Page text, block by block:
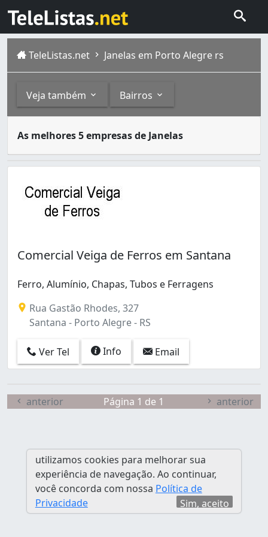
TeleListas.net Janelas em Porto Alegre rs
Veja também Bairros
Marcenarias (1)
Ponta Grossa (1)
Rubem Berta (1)
Santana (1)
Vila São José (2)
As melhores 5 empresas de Janelas
O município brasileiro de Porto Alegre é a capital do
Comercial Veiga de Ferros em Santana
Ferro, Alumínio, Chapas, Tubos e Ferragens
Rua Gastão Rhodes, 327
Santana - Porto Alegre - RS
Ver Tel Info Email
anterior Página 1 de 1 anterior
utilizamos cookies para melhorar sua
experiência de navegação. Ao continuar,
você concorda com nossa Política de
Privacidade
Sim, aceito